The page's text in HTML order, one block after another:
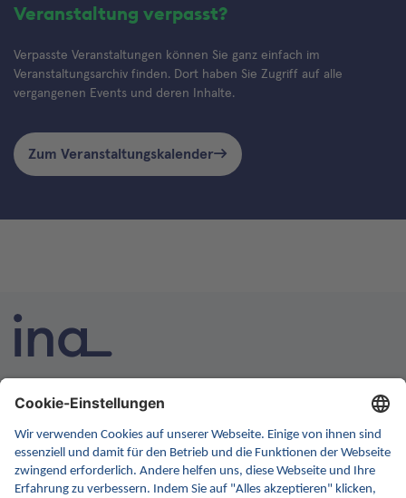
Veranstaltung verpasst?
Verpasste Veranstaltungen können Sie ganz einfach im
Veranstaltungsarchiv finden. Dort haben Sie Zugriff auf alle
vergangenen Events und deren Inhalte.
Zum Veranstaltungskalender
INA ist die nationale Wissensplattform für Interoperabilität.
Gesundheitswesen werden. Dafür erweitern wir
kontinuierlich die Inhalte und Funktionen von INA.